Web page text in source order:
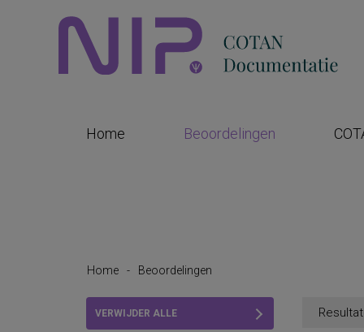
Home Beoordelingen
Home - Beoordelingen
VERWIJDER ALLE